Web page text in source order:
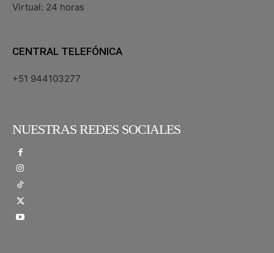
Virtual: 24 horas
CENTRAL TELEFÓNICA
+51 944103277
NUESTRAS REDES SOCIALES